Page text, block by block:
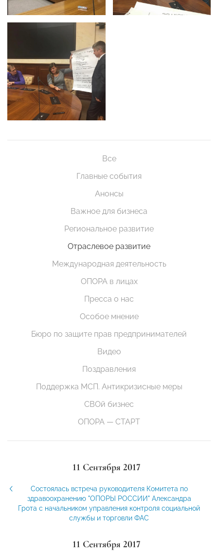
Все
Главные события
Анонсы
Важное для бизнеса
Региональное развитие
Отраслевое развитие
Международная деятельность
ОПОРА в лицах
Пресса о нас
Особое мнение
Бюро по защите прав предпринимателей
Видео
Поздравления
Поддержка МСП. Антикризисные меры
СВОй бизнес
ОПОРА — СТАРТ
11 Сентября 2017
Состоялась встреча руководителя Комитета по
здравоохранению "ОПОРЫ РОССИИ" Александра
Грота с начальником управления контроля социальной
службы и торговли ФАС
11 Сентября 2017